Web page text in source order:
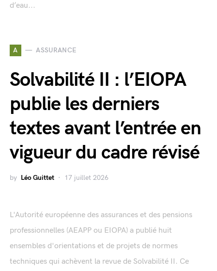
d’eau...
A ASSURANCE
Solvabilité II : l’EIOPA
publie les derniers
textes avant l’entrée en
vigueur du cadre révisé
by Léo Guittet 17 juillet 2026
L'Autorité européenne des assurances et des pensions
professionnelles (AEAPP ou EIOPA) a publié huit
ensembles d'orientations et de projets de normes
techniques qui achèvent la revue de Solvabilité II. Ce